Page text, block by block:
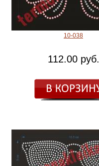
10-038
112.00 руб.